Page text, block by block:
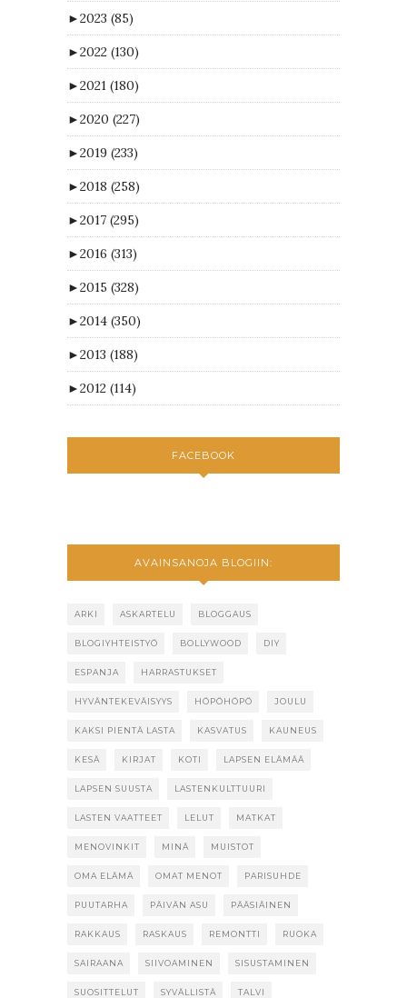
►2023 (85)
►2022 (130)
►2021 (180)
►2020 (227)
►2019 (233)
►2018 (258)
►2017 (295)
►2016 (313)
►2015 (328)
►2014 (350)
►2013 (188)
►2012 (114)
FACEBOOK
AVAINSANOJA BLOGIIN:
ARKI ASKARTELU BLOGGAUS
BLOGIYHTEISTYÖ BOLLYWOOD DIY
ESPANJA HARRASTUKSET
HYVÄNTEKEVÄISYYS HÖPÖHÖPÖ JOULU
KAKSI PIENTÄ LASTA KASVATUS KAUNEUS
KESÄ KIRJAT KOTI LAPSEN ELÄMÄÄ
LAPSEN SUUSTA LASTENKULTTUURI
LASTEN VAATTEET LELUT MATKAT
MENOVINKIT MINÄ MUISTOT
OMA ELÄMÄ OMAT MENOT PARISUHDE
PUUTARHA PÄIVÄN ASU PÄÄSIÄINEN
RAKKAUS RASKAUS REMONTTI RUOKA
SAIRAANA SIIVOAMINEN SISUSTAMINEN
SUOSITTELUT SYVÄLLISTÄ TALVI